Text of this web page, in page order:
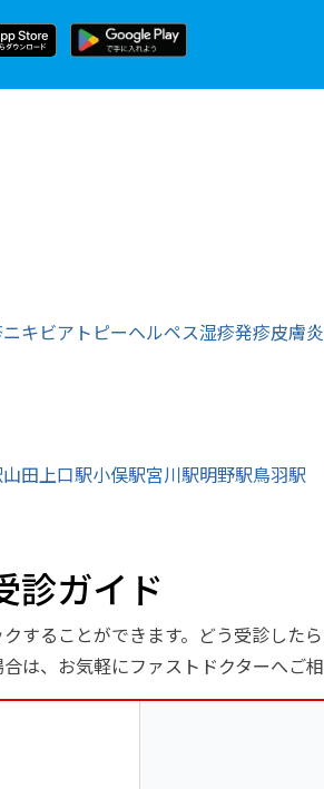
ニキビアトピーヘルペス湿疹発疹皮膚炎
山田上口駅小俣駅宮川駅明野駅鳥羽駅
診ガイド
することができます。どう受診した
は、お気軽にファストドクターへご相